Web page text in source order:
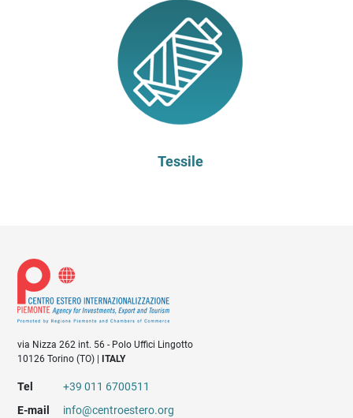
Tessile
via Nizza 262 int. 56 - Polo Uffici Lingotto
10126 Torino (TO) |
ITALY
Tel
+39 011 6700511
E-mail
info@centroestero.org